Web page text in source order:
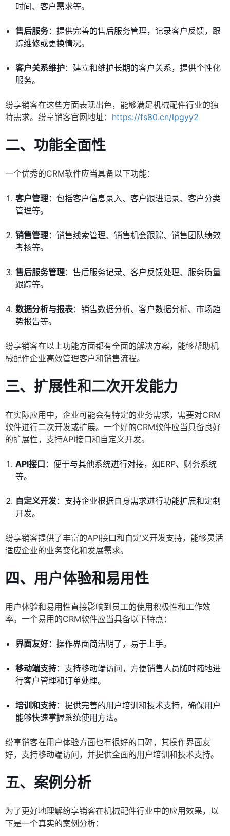
时间、客户需求等。
售后服务：提供完善的售后服务管理，记录客户反馈，跟
踪维修或更换情况。
客户关系维护：建立和维护长期的客户关系，提供个性化
服务。
纷享销客在这些方面表现出色，能够满足机械配件行业的独
特需求。纷享销客官网地址： https://fs80.cn/lpgyy2
二、功能全面性
一个优秀的CRM软件应当具备以下功能：
客户管理：包括客户信息录入、客户跟进记录、客户分类
管理等。
销售管理：销售线索管理、销售机会跟踪、销售团队绩效
考核等。
售后服务管理：售后服务记录、客户反馈处理、服务质量
跟踪等。
数据分析与报表：销售数据分析、客户数据分析、市场趋
势报告等。
纷享销客在以上功能方面都有全面的解决方案，能够帮助机
械配件企业高效管理客户和销售流程。
三、扩展性和二次开发能力
在实际应用中，企业可能会有特定的业务需求，需要对CRM
软件进行二次开发或扩展。一个好的CRM软件应当具备良好
的扩展性，支持API接口和自定义开发。
API接口 ：便于与其他系统进行对接，如ERP、财务系统
等。
自定义开发：支持企业根据自身需求进行功能扩展和定制
开发。
纷享销客提供了丰富的API接口和自定义开发支持，能够灵活
适应企业的业务变化和发展需求。
四、用户体验和易用性
用户体验和易用性直接影响到员工的使用积极性和工作效
率。一个易用的CRM软件应当具备以下特点：
界面友好：操作界面简洁明了，易于上手。
移动端支持：支持移动端访问，方便销售人员随时随地进
行客户管理和订单处理。
培训和支持：提供完善的用户培训和技术支持，确保用户
能够快速掌握系统使用方法。
纷享销客在用户体验方面也有很好的口碑，其操作界面友
好，支持移动端访问，并提供全面的用户培训和技术支持。
五、案例分析
为了更好地理解纷享销客在机械配件行业中的应用效果，以
下是一个真实的案例分析：